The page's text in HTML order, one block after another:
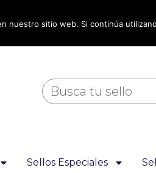
Buscar
Sellos Especiales
nuestro sitio web. Si continúa